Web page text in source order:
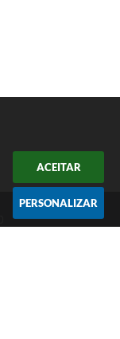
ACEITAR
PERSONALIZAR